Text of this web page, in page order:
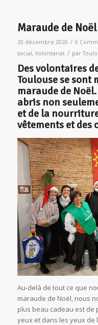
Maraude de Noël
20 décembre 2020 / 0
social, Volontariat / par
Des volontaires
Toulouse se sont
maraude de
abris non
et de la
vêtements et des
Au-delà de tout ce que
maraude de Noël, nous
plus beau cadeau est de
yeux et dans les yeux de